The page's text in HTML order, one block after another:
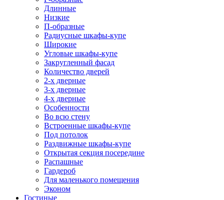
Длинные
Низкие
П-образные
Радиусные шкафы-купе
Широкие
Угловые шкафы-купе
Закругленный фасад
Количество дверей
2-х дверные
3-х дверные
4-х дверные
Особенности
Во всю стену
Встроенные шкафы-купе
Под потолок
Раздвижные шкафы-купе
Открытая секция посередине
Распашные
Гардероб
Для маленького помещения
Эконом
Гостиные